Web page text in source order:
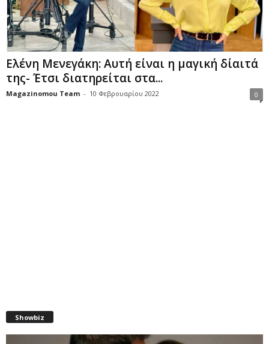
Ελένη Μενεγάκη: Αυτή είναι η μαγική δίαιτά
της- Έτσι διατηρείται στα...
Magazinomou Team - 10 Φεβρουαρίου 2022 0
Showbiz